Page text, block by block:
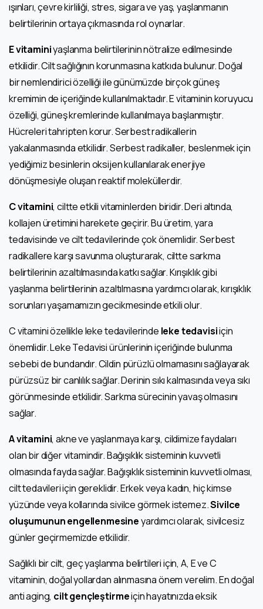
ışınları, çevre kirliliği, stres, sigara ve yaş, yaşlanmanın
belirtilerinin ortaya çıkmasında rol oynarlar.
E vitaminiyaşlanma belirtilerinin nötralize edilmesinde
etkilidir. Cilt sağlığının korunmasına katkıda bulunur. Doğal
bir nemlendirici özelliği ile günümüzde birçok güneş
kremimin de içeriğinde kullanılmaktadır. E vitaminin koruyucu
özelliği, güneş kremlerinde kullanılmaya başlanmıştır.
Hücreleri tahripten korur. Serbest radikallerin
yakalanmasında etkilidir. Serbest radikaller, beslenmek için
yediğimiz besinlerin oksijen kullanılarak enerjiye
dönüşmesiyle oluşan reaktif moleküllerdir.
C vitamini, ciltte etkili vitaminlerden biridir. Deri altında,
kollajen üretimini harekete geçirir. Bu üretim, yara
tedavisinde ve cilt tedavilerinde çok önemlidir. Serbest
radikallere karşı savunma oluşturarak, ciltte sarkma
belirtilerinin azaltılmasında katkı sağlar. Kırışıklık gibi
yaşlanma belirtilerinin azaltılmasına yardımcı olarak, kırışıklık
sorunları yaşamamızın gecikmesinde etkili olur.
C vitamini özellikle leke tedavilerinde leke tedavisiiçin
önemlidir. Leke Tedavisi ürünlerinin içeriğinde bulunma
sebebi de bundandır. Cildin pürüzlü olmamasını sağlayarak
pürüzsüz bir canlılık sağlar. Derinin sıkı kalmasında veya sıkı
görünmesinde etkilidir. Sarkma sürecinin yavaş olmasını
sağlar.
A vitamini, akne ve yaşlanmaya karşı, cildimize faydaları
olan bir diğer vitamindir. Bağışıklık sisteminin kuvvetli
olmasında fayda sağlar. Bağışıklık sisteminin kuvvetli olması,
cilt tedavileri için gereklidir. Erkek veya kadın, hiç kimse
yüzünde veya kollarında sivilce görmek istemez.Sivilce
oluşumunun engellenmesineyardımcı olarak, sivilcesiz
günler geçirmemizde etkilidir.
Sağlıklı bir cilt, geç yaşlanma belirtileri için, A, E ve C
vitaminin, doğal yollardan alınmasına önem verelim. En doğal
anti aging, cilt gençleştirmeiçin hayatınızda eksik